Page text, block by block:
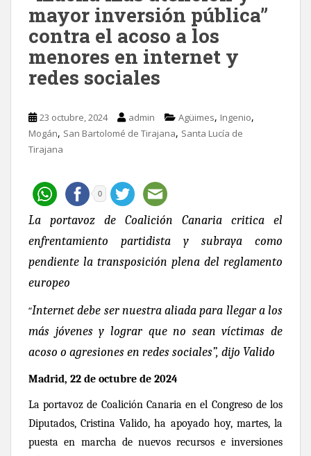
mayor inversión pública”
contra el acoso a los
menores en internet y
redes sociales
23 octubre, 2024 admin Agüimes, Ingenio,
Mogán, San Bartolomé de Tirajana, Santa Lucía de
Tirajana
0
La portavoz de Coalición Canaria critica el
enfrentamiento partidista y subraya como
pendiente la transposición plena del reglamento
europeo
“Internet debe ser nuestra aliada para llegar a los
más jóvenes y lograr que no sean víctimas de
acoso o agresiones en redes sociales”, dijo Valido
Madrid, 22 de octubre de 2024
La portavoz de Coalición Canariaen el Congreso de los
Diputados, Cristina Valido, ha apoyado hoy, martes, la
puesta en marcha de nuevos recursos e inversiones